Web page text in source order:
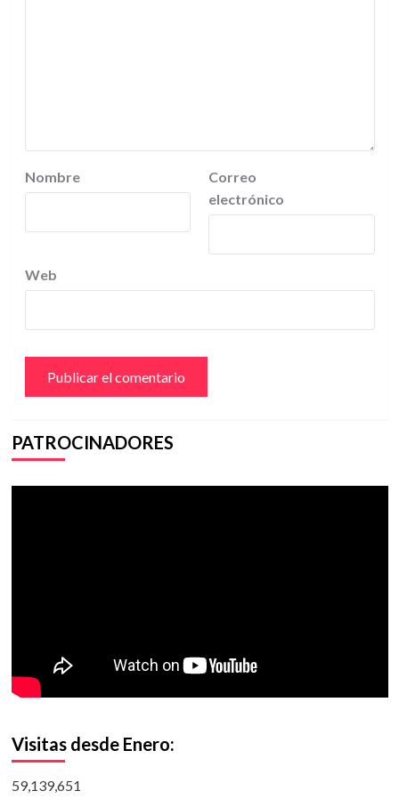
Nombre
Correo
electrónico
Web
PATROCINADORES
Visitas desde Enero:
59,139,651